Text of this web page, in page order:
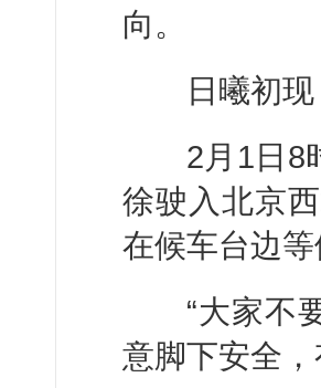
向。
日曦初现，
2月1日8时
徐驶入北京
在候车台边等
“大家不要
意脚下安全